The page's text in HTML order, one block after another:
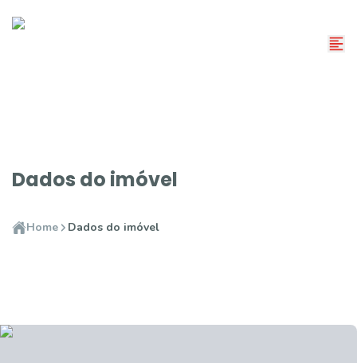
Dados do imóvel
Home Dados do imóvel